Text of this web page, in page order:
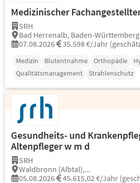
Medizinischer
SRH
Bad Herrenalb, Baden-Württemberg
07.08.2026
35.598 €/Jahr
Medizin Blutentnahme Orthopädie
Qualitätsmanagement
Strahlenschutz
Gesundheits- und
Altenpfleger w m d
SRH
Waldbronn (Albtal),...
05.08.2026
45.615,02 €/Jahr